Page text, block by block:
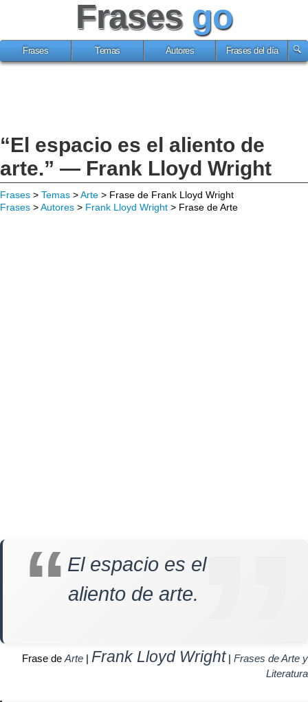
Frases go
Frases Temas Autores Frases del día
“El espacio es el aliento de
arte.” — Frank Lloyd Wright
Frases > Temas >Arte > Frase de Frank Lloyd Wright
Frases >Autores > Frank Lloyd Wright > Frase de Arte
El espacio es el
aliento de arte.
Frase de Arte | Frank Lloyd Wright| Frases de Arte y
Literatura